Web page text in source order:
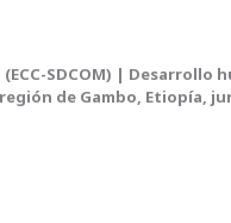
(ECC-SDCOM) |
de Gambo, Etiopía,